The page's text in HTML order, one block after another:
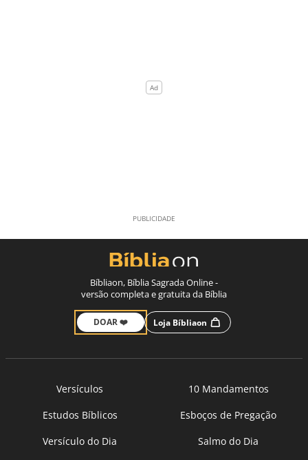
Bíbliaon, Bíblia Sagrada Online -
versão completa e gratuita da Bíblia
DOAR ❤️ Loja Bíbliaon
Versículos
10 Mandamentos
Estudos Bíblicos
Esboços de Pregação
Versículo do Dia
Salmo do Dia